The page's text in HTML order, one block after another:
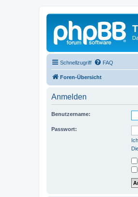
Schnellzugriff FAQ
Foren-Übersicht
Anmelden
Benutzername:
Passwort: